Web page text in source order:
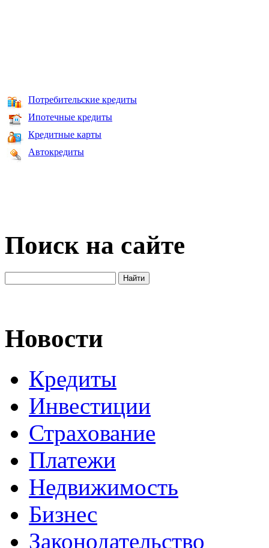
Потребительские кредиты
Ипотечные кредиты
Кредитные карты
Автокредиты
Поиск на сайте
Новости
Кредиты
Инвестиции
Страхование
Платежи
Недвижимость
Бизнес
Законодательство